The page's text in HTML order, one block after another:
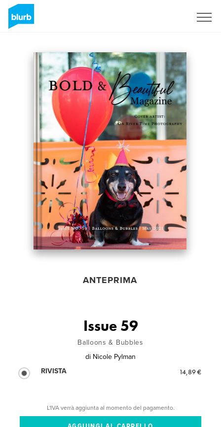
ANTEPRIMA
Issue 59
Balloons & Bubbles
di Nicole Pylman
RIVISTA
14,89 €
L'IVA verrà aggiunta al momento del pagamento.